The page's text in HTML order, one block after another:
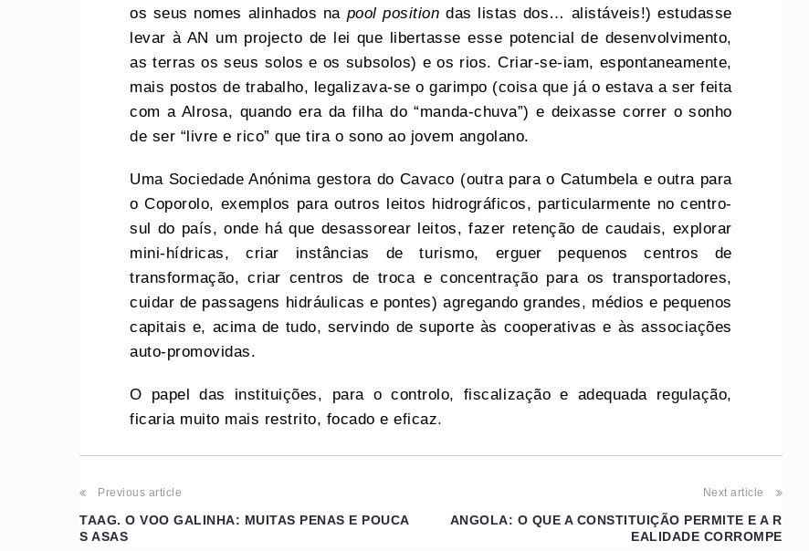
os seus nomes alinhados na pool position das listas dos… alistáveis!) estudasse
levar à AN um projecto de lei que libertasse esse potencial de desenvolvimento,
as terras os seus solos e os subsolos) e os rios. Criar-se-iam, espontaneamente,
mais postos de trabalho, legalizava-se o garimpo (coisa que já o estava a ser feita
com a Alrosa, quando era da filha do “manda-chuva”) e deixasse correr o sonho
de ser “livre e rico” que tira o sono ao jovem angolano.
Uma Sociedade Anónima gestora do Cavaco (outra para o Catumbela e outra para
o Coporolo, exemplos para outros leitos hidrográficos, particularmente no centro-
sul do país, onde há que desassorear leitos, fazer retenção de caudais, explorar
mini-hídricas, criar instâncias de turismo, erguer pequenos centros de
transformação, criar centros de troca e concentração para os transportadores,
cuidar de passagens hidráulicas e pontes) agregando grandes, médios e pequenos
capitais e, acima de tudo, servindo de suporte às cooperativas e às associações
auto-promovidas.
O papel das instituições, para o controlo, fiscalização e adequada regulação,
ficaria muito mais restrito, focado e eficaz.
Previous article
TAAG. O VOO GALINHA: MUITAS PENAS E POUCA
S ASAS
Next article
ANGOLA: O QUE A CONSTITUIÇÃO PERMITE E A R
EALIDADE CORROMPE